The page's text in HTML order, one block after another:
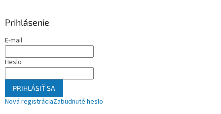
Prihlásenie
E-mail
Heslo
PRIHLÁSIŤ SA
Nová registráciaZabudnuté heslo